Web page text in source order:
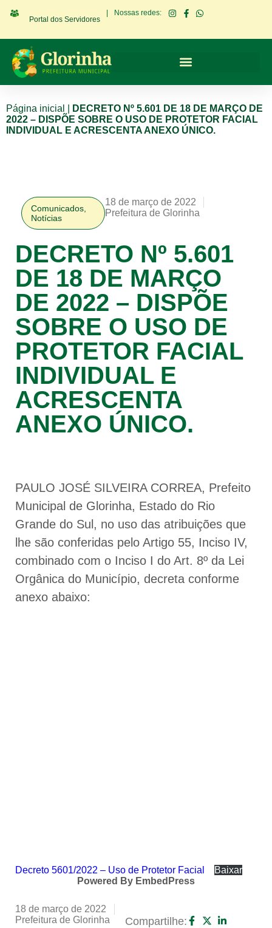
Portal dos Servidores
Nossas redes:
Página inicial
DECRETO Nº 5.601 DE 18 DE MARÇO DE
2022 – DISPÕE SOBRE O USO DE PROTETOR FACIAL
INDIVIDUAL E ACRESCENTA ANEXO ÚNICO.
Comunicados
Notícias
18 de março de 2022
Prefeitura de Glorinha
DECRETO Nº 5.601
DE 18 DE MARÇO
DE 2022 – DISPÕE
SOBRE O USO DE
PROTETOR FACIAL
INDIVIDUAL E
ACRESCENTA
ANEXO ÚNICO.
PAULO JOSÉ SILVEIRA CORREA, Prefeito
Municipal de Glorinha, Estado do Rio
Grande do Sul, no uso das atribuições que
lhe são conferidas pelo Artigo 55, Inciso IV,
combinado com o Inciso I do Art. 8º da Lei
Orgânica do Município, decreta conforme
anexo abaixo:
Powered By EmbedPress
Decreto 5601/2022 – Uso de Protetor Facial Baixar
18 de março de 2022
Prefeitura de Glorinha
Compartilhe: